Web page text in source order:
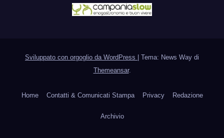
Sviluppato con orgoglio da WordPress
Tema: News Way di
Themeansar.
Home Contatti & Comunicati Stampa Privacy Redazione
Archivio